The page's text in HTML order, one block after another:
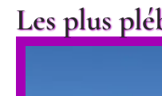
Les plus